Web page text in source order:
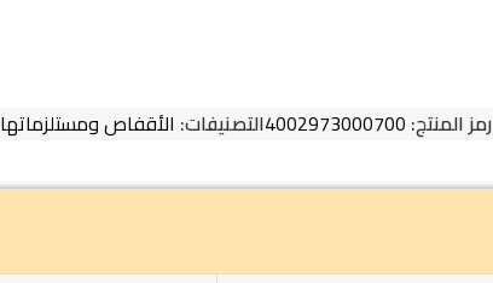
رمز المنتج: 4002973000700التصنيفات: الأقفاص ومستلزماتها